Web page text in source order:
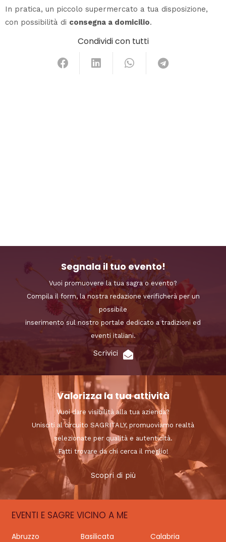
In pratica, un piccolo supermercato a tua disposizione,
con possibilità di consegna a domicilio.
Condividi con tutti
Segnala il tuo evento!
Vuoi promuovere la tua sagra o evento?
Compila il form, la nostra redazione verificherà per un
possibile
inserimento sul nostro portale dedicato a tradizioni ed
eventi italiani.
Scrivici
Valorizza la tua attività
Vuoi dare visibilità alla tua azienda?
Unisciti al circuito SAGRITALY, promuoviamo realtà
selezionate per qualità e autenticità.
Fatti trovare da chi cerca il meglio!
Scopri di più
EVENTI E SAGRE VICINO A ME
Abruzzo Basilicata
Calabria